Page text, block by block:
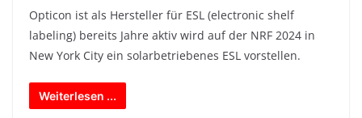
Opticon ist als Hersteller für ESL (electronic shelf
labeling) bereits Jahre aktiv wird auf der NRF 2024 in
New York City ein solarbetriebenes ESL vorstellen.
Weiterlesen ...